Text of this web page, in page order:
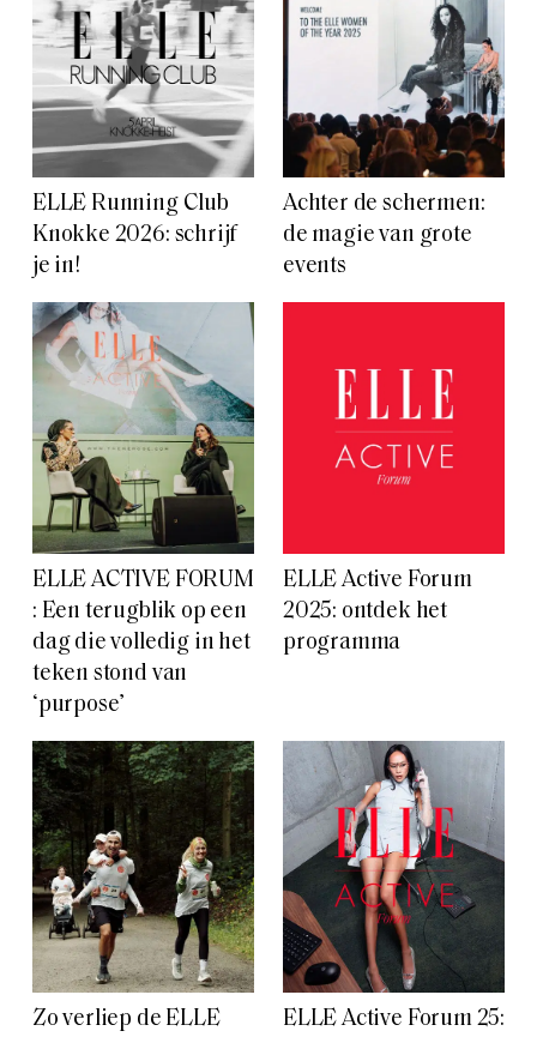
ELLE Running Club
Knokke 2026: schrijf
je in!
Achter de schermen:
de magie van grote
events
ELLE ACTIVE FORUM
: Een terugblik op een
dag die volledig in het
teken stond van
‘purpose’
ELLE Active Forum
2025: ontdek het
programma
Zo verliep de ELLE
ELLE Active Forum 25: